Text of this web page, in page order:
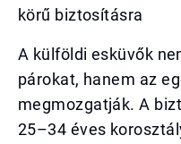
körű biztosításra
A külföldi esküvők
párokat, hanem az
megmozgatják. A
25–34 éves